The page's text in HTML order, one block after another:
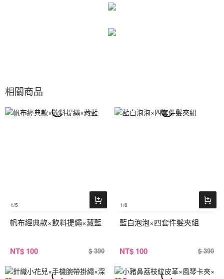
相關商品
1/5
帆布經典款×飲料提繩×藏藍
NT$ 100 $ 390
1/6
藍白泡泡×四套件髮夾組
NT$ 100 $ 390